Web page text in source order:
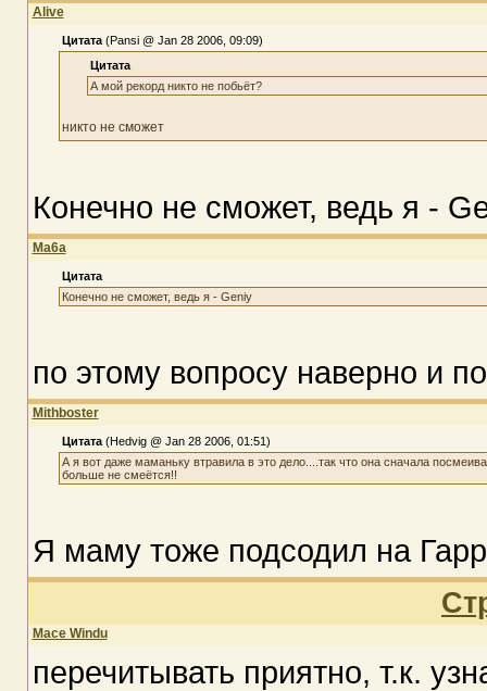
Alive
Цитата (Pansi @ Jan 28 2006, 09:09)
Цитата
А мой рекорд никто не побьёт?
никто не сможет
Конечно не сможет, ведь я -
Ma6a
Цитата
Конечно не сможет, ведь я - Geniy
по этому вопросу наверно и
Mithboster
Цитата (Hedvig @ Jan 28 2006, 01:51)
А я вот даже маманьку втравила в это дело....так что она сначала
больше не смеётся!!
Я маму тоже подсодил на
Mace Windu
перечитывать приятно, т.к.